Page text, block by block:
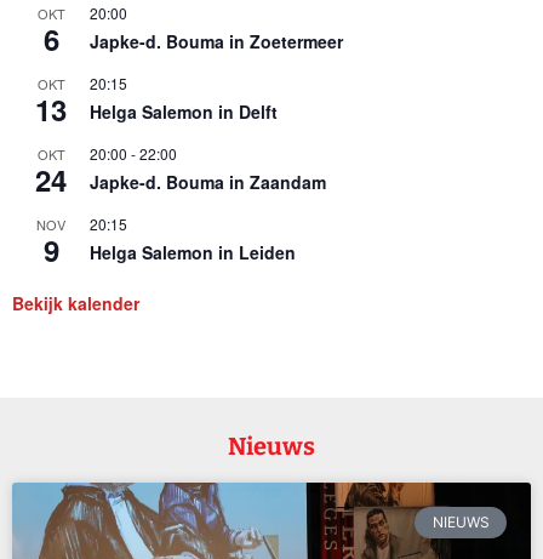
OKT
6
20:00
Japke-d. Bouma in Zoetermeer
OKT
13
20:15
Helga Salemon in Delft
OKT
24
20:00 -22:00
Japke-d. Bouma in Zaandam
NOV
9
20:15
Helga Salemon in Leiden
Bekijk kalender
Nieuws
NIEUWS